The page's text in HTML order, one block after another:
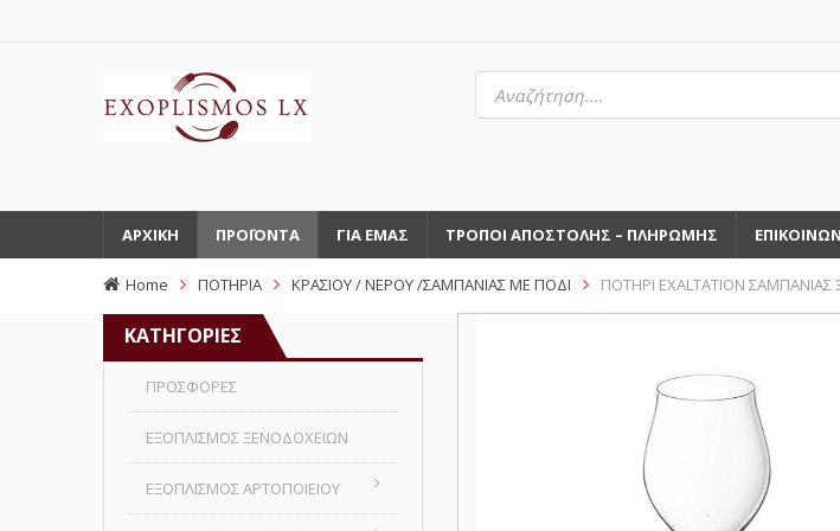
Αναζήτηση
προϊόντων
ΑΡΧΙΚΗ ΠΡΟΪΟΝΤΑ ΓΙΑ ΕΜΑΣ ΤΡΟΠΟΙ ΑΠΟΣΤΟΛΗΣ – ΠΛΗΡΩΜΗΣ
Home ΠΟΤΗΡΙΑ ΚΡΑΣΙΟΥ / ΝΕΡΟΥ /ΣΑΜΠΑΝΙΑΣ ΜΕ ΠΟΔΙ ΠΟΤΗΡΙ EXALTATION ΣΑΜΠΑΝΙΑΣ
ΚΑΤΗΓΟΡΙΕΣ
ΠΡΟΣΦΟΡΕΣ
ΕΞΟΠΛΙΣΜΟΣ ΞΕΝΟΔΟΧΕΙΩΝ
ΕΞΟΠΛΙΣΜΟΣ ΑΡΤΟΠΟΙΕΙΟΥ